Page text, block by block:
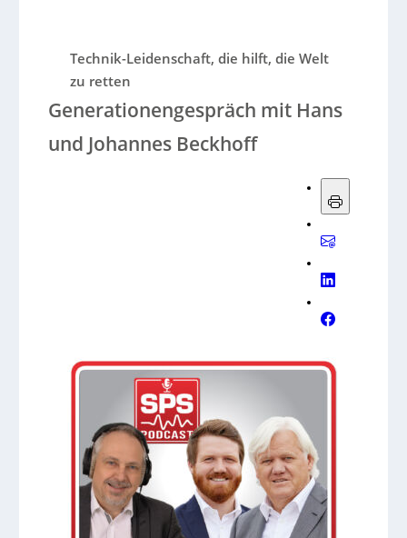
Technik-Leidenschaft, die hilft, die Welt
zu retten
Generationengespräch mit Hans
und Johannes Beckhoff